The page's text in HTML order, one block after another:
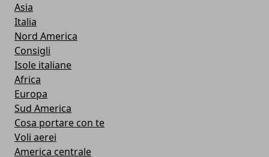
Asia
Italia
Nord America
Consigli
Isole italiane
Africa
Europa
Sud America
Cosa portare con te
Voli aerei
America centrale